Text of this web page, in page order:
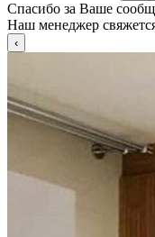
Спасибо за Ваше
Наш менеджер